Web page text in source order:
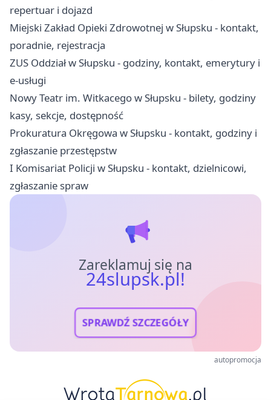
repertuar i dojazd
Miejski Zakład Opieki Zdrowotnej w Słupsku - kontakt,
poradnie, rejestracja
ZUS Oddział w Słupsku - godziny, kontakt, emerytury i
e-usługi
Nowy Teatr im. Witkacego w Słupsku - bilety, godziny
kasy, sekcje, dostępność
Prokuratura Okręgowa w Słupsku - kontakt, godziny i
zgłaszanie przestępstw
I Komisariat Policji w Słupsku - kontakt, dzielnicowi,
zgłaszanie spraw
Zareklamuj się na
24slupsk.pl!
SPRAWDŹ SZCZEGÓŁY
autopromocja